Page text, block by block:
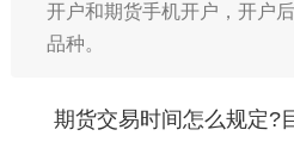
开户和期货手机开户，开户
品种。
期货交易时间怎么规定?